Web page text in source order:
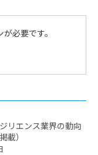
必要です。
リエンス業界の動向
載）